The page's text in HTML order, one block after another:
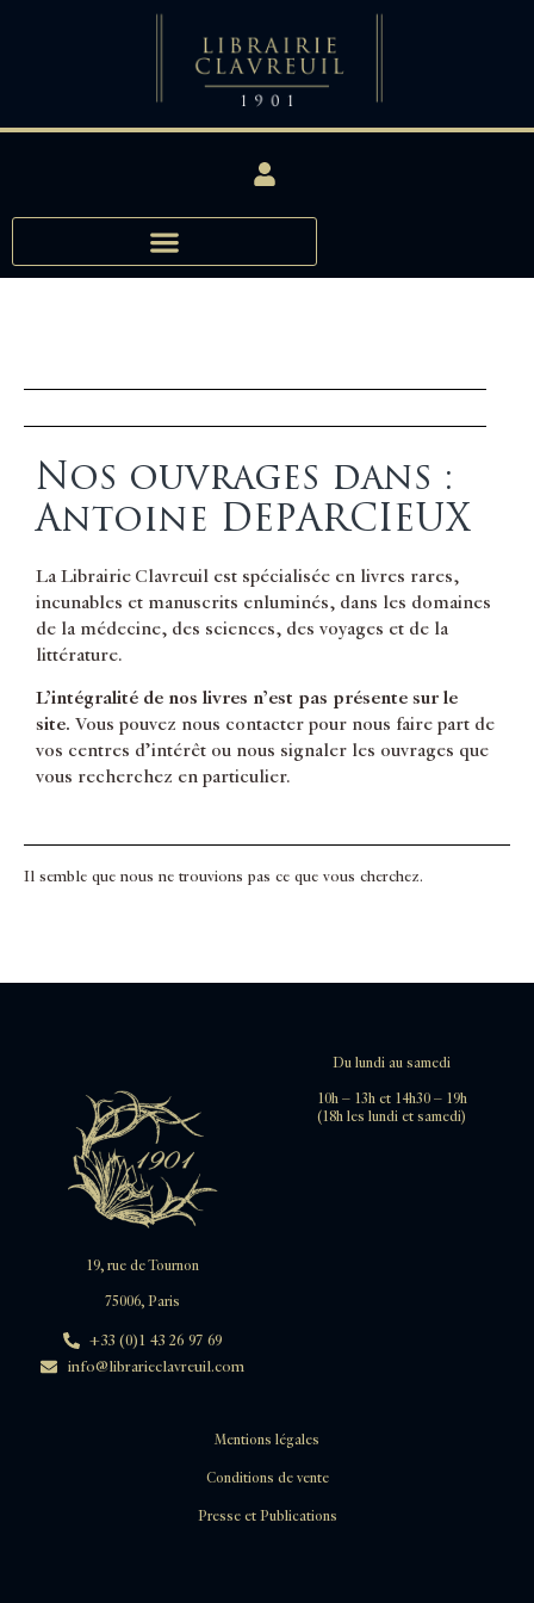
Nos ouvrages dans :
Antoine DEPARCIEUX
La Librairie Clavreuil est spécialisée en livres rares,
incunables et manuscrits enluminés, dans les domaines
de la médecine, des sciences, des voyages et de la
littérature.
L’intégralité de nos livres n’est pas présente sur le
site. Vous pouvez nous contacter pour nous faire part de
vos centres d’intérêt ou nous signaler les ouvrages que
vous recherchez en particulier.
Il semble que nous ne trouvions pas ce que vous cherchez.
Du lundi au samedi
10h – 13h et 14h30 – 19h
(18h les lundi et samedi)
19, rue de Tournon
75006, Paris
+33 (0)1 43 26 97 69
info@librarieclavreuil.com
Mentions légales
Conditions de vente
Presse et Publications